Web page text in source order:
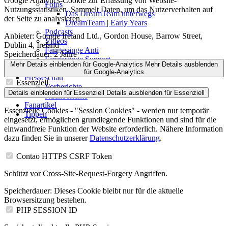
Fotos
Das DreamTeam unterwegs
DreamTeam | Early Years
Podcasts
Videos
Fangesänge Anti
Fangesänge Support
Download-Dateien
Presseschau
Vorberichte
Nachberichte
Fanartikel
Tippen
Nutzungsstatistiken. Sammelt Daten, um das Nutzerverhalten auf
der Seite zu analysieren.
Anbieter: Google Ireland Ltd., Gordon House, Barrow Street,
Dublin 4, Ireland
Speicherdauer:2 Jahre
Mehr Details einblenden für Google-Analytics Mehr Details ausblenden
für Google-Analytics
Essenziell
Details einblenden für Essenziell Details ausblenden für Essenziell
Essenzielle Cookies - "Session Cookies" - werden nur temporär
eingesetzt, ermöglichen grundlegende Funktionen und sind für die
einwandfreie Funktion der Website erforderlich. Nähere Information
dazu finden Sie in unsererDatenschutzerklärung.
Contao HTTPS CSRF Token
Schützt vor Cross-Site-Request-Forgery Angriffen.
Speicherdauer: Dieses Cookie bleibt nur für die aktuelle
Browsersitzung bestehen.
PHP SESSION ID